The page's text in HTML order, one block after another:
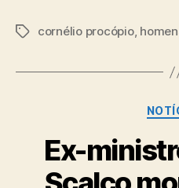
Tagscornélio procópio,
Ex-